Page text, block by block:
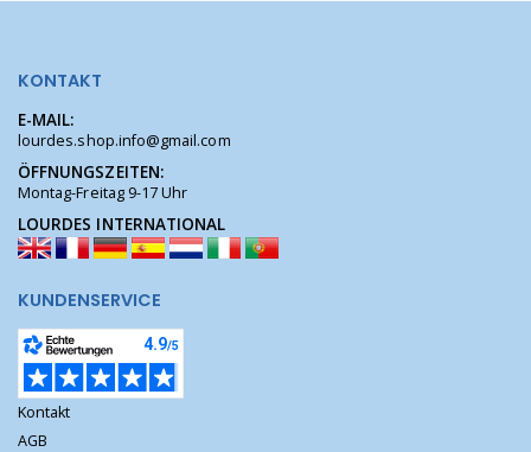
KONTAKT
E-MAIL:
lourdes.shop.info@gmail.com
ÖFFNUNGSZEITEN:
Montag-Freitag 9-17 Uhr
LOURDES INTERNATIONAL
KUNDENSERVICE
Kontakt
AGB